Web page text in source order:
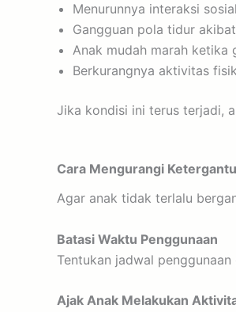
Menurunnya interaksi
Gangguan pola tidur
Anak mudah marah ketika
Berkurangnya aktivitas
Jika kondisi ini terus terjadi,
Cara Mengurangi
Agar anak tidak terlalu
Batasi Waktu Penggunaan
Tentukan jadwal
Ajak Anak Melakukan